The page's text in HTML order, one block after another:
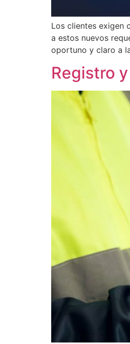
Los clientes exigen
a estos nuevos
oportuno y claro a
Registro